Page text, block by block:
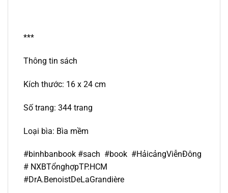
***
Thông tin sách
Kích thước: 16 x 24 cm
Số trang: 344 trang
Loại bìa: Bìa mềm
#binhbanbook #sach #book #HảicảngViễnĐông
# NXBTổnghợpTP.HCM
#DrA.BenoistDeLaGrandière